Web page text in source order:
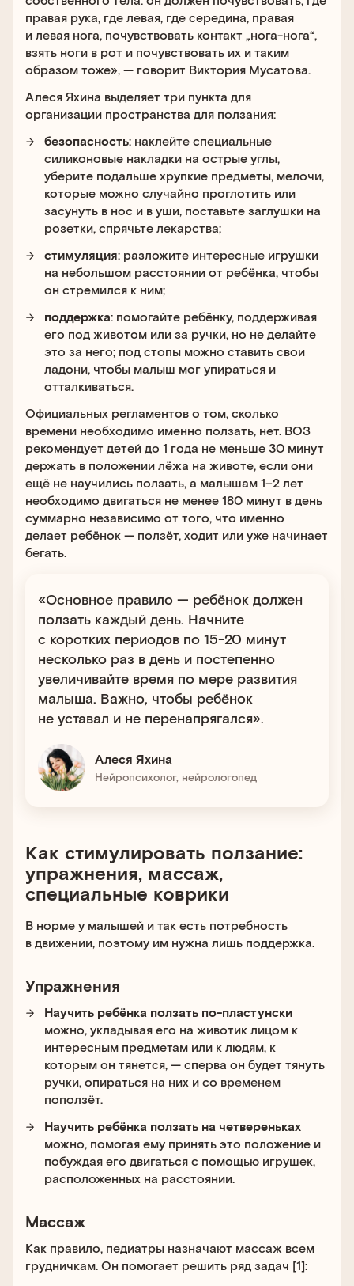
правая рука, где левая, где середина, правая
и левая нога, почувствовать контакт „нога-нога“,
взять ноги в рот и почувствовать их и таким
образом тоже», — говорит Виктория Мусатова.
Алеся Яхина выделяет три пункта для
организации пространства для ползания:
безопасность: наклейте специальные
силиконовые накладки на острые углы,
уберите подальше хрупкие предметы, мелочи,
которые можно случайно проглотить или
засунуть в нос и в уши, поставьте заглушки на
розетки, спрячьте лекарства;
стимуляция: разложите интересные игрушки
на небольшом расстоянии от ребёнка, чтобы
он стремился к ним;
поддержка: помогайте ребёнку, поддерживая
его под животом или за ручки, но не делайте
это за него; под стопы можно ставить свои
ладони, чтобы малыш мог упираться и
отталкиваться.
Официальных регламентов о том, сколько
времени необходимо именно ползать, нет. ВОЗ
рекомендует детей до 1 года не меньше 30 минут
держать в положении лёжа на животе, если они
ещё не научились ползать, а малышам 1–2 лет
необходимо двигаться не менее 180 минут в день
суммарно независимо от того, что именно
делает ребёнок — ползёт, ходит или уже начинает
бегать.
«Основное правило — ребёнок должен
ползать каждый день. Начните
с коротких периодов по 15-20 минут
несколько раз в день и постепенно
увеличивайте время по мере развития
малыша. Важно, чтобы ребёнок
не уставал и не перенапрягался».
Алеся Яхина
Нейропсихолог, нейрологопед
Как стимулировать ползание:
упражнения, массаж,
специальные коврики
В норме у малышей и так есть потребность
в движении, поэтому им нужна лишь поддержка.
Упражнения
Научить ребёнка ползать по-пластунски
можно, укладывая его на животик лицом к
интересным предметам или к людям, к
которым он тянется, — сперва он будет тянуть
ручки, опираться на них и со временем
поползёт.
Научить ребёнка ползать на четвереньках
можно, помогая ему принять это положение и
побуждая его двигаться с помощью игрушек,
расположенных на расстоянии.
Массаж
Как правило, педиатры назначают массаж всем
грудничкам. Он помогает решить ряд задач [1]: